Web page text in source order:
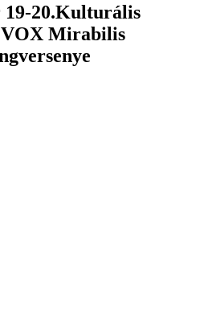
19-20.Kulturális
VOX Mirabilis